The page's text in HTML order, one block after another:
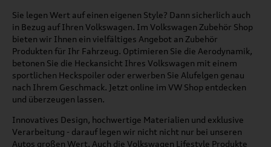
Sie legen Wert auf einen eigenen Style? Dann sicherlich auch
in Bezug auf Ihren Volkswagen. Im Volkswagen Zubehör Shop
bieten wir Ihnen ein vielfältiges Angebot an Zubehör
Produkten für Ihr Fahrzeug. Optimieren Sie die Aerodynamik,
betonen Sie die Heckansicht Ihres Volkswagen mit einem
sportlichen Heckspoiler oder erwerben Sie Alufelgen genau
nach Ihrem Geschmack. Jetzt online im VW Shop entdecken
und überzeugen lassen.
Innovatives Design, hochwertige Materialien und exklusive
Verarbeitung - darauf legen wir nicht nicht nur bei unseren
Autos großen Wert. Auch die Volkswagen Lifestyle Produkte